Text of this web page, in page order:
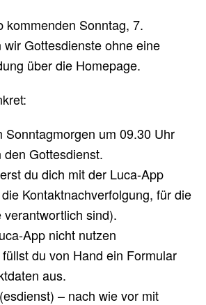
kommenden Sonntag, 7.
Gottesdienste ohne eine
über die Homepage.
Sonntagmorgen um 09.30 Uhr
Gottesdienst.
du dich mit der Luca-App
Kontaktnachverfolgung, für die
sind).
App nicht nutzen
du von Hand ein Formular
aus.
– nach wie vor mit